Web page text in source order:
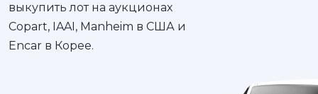
выкупить лот на аукционах
Copart, IAAI, Manheim в США и
Encar в Корее.